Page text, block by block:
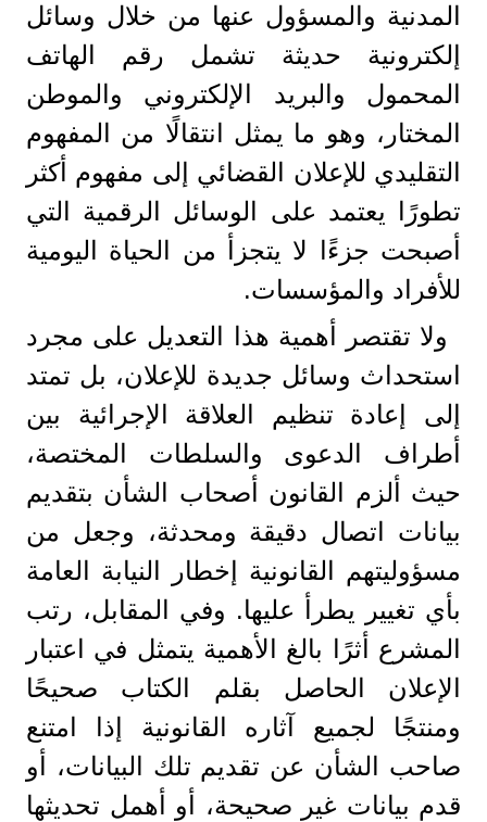
المدنية والمسؤول عنها من خلال وسائل
إلكترونية حديثة تشمل رقم الهاتف
المحمول والبريد الإلكتروني والموطن
المختار، وهو ما يمثل انتقالًا من المفهوم
التقليدي للإعلان القضائي إلى مفهوم أكثر
تطورًا يعتمد على الوسائل الرقمية التي
أصبحت جزءًا لا يتجزأ من الحياة اليومية
للأفراد والمؤسسات.
ولا تقتصر أهمية هذا التعديل على مجرد
استحداث وسائل جديدة للإعلان، بل تمتد
إلى إعادة تنظيم العلاقة الإجرائية بين
أطراف الدعوى والسلطات المختصة،
حيث ألزم القانون أصحاب الشأن بتقديم
بيانات اتصال دقيقة ومحدثة، وجعل من
مسؤوليتهم القانونية إخطار النيابة العامة
بأي تغيير يطرأ عليها. وفي المقابل، رتب
المشرع أثرًا بالغ الأهمية يتمثل في اعتبار
الإعلان الحاصل بقلم الكتاب صحيحًا
ومنتجًا لجميع آثاره القانونية إذا امتنع
صاحب الشأن عن تقديم تلك البيانات، أو
قدم بيانات غير صحيحة، أو أهمل تحديثها